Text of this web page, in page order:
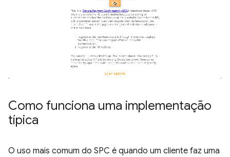
Como funciona uma implementação
típica
O uso mais comum do SPC é quando um cliente faz uma